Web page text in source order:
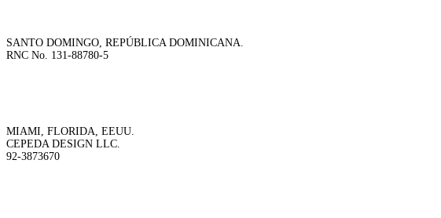
SANTO DOMINGO, REPÚBLICA DOMINICANA.
RNC No. 131-88780-5
MIAMI, FLORIDA, EEUU.
CEPEDA DESIGN LLC.
92-3873670